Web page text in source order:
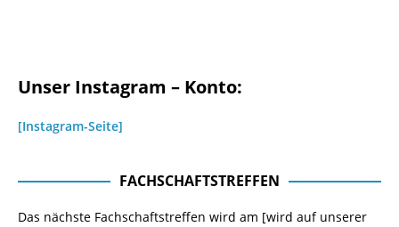
Unser Instagram – Konto:
[Instagram-Seite]
FACHSCHAFTSTREFFEN
Das nächste Fachschaftstreffen wird am [wird auf unserer